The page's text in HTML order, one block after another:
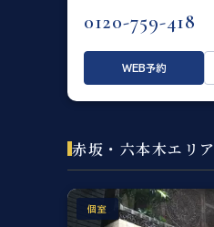
0120-759-418
WEB予約
赤坂・六本木エリア
個室